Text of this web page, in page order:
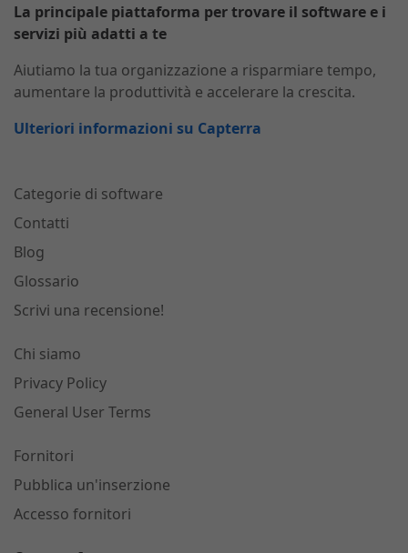
La principale piattaforma per trovare il software e i
servizi più adatti a te
Aiutiamo la tua organizzazione a risparmiare tempo,
aumentare la produttività e accelerare la crescita.
Ulteriori informazioni su Capterra
Categorie di software
Contatti
Blog
Glossario
Scrivi una recensione!
Chi siamo
Privacy Policy
General User Terms
Fornitori
Pubblica un'inserzione
Accesso fornitori